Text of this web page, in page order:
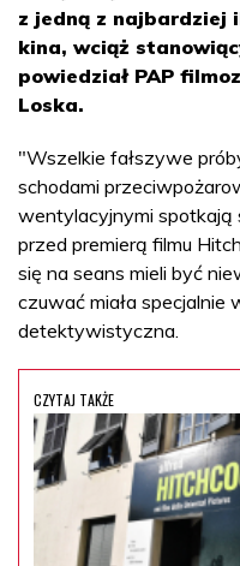
z jedną z najbardziej
kina, wciąż
powiedział PAP
Loska.
"Wszelkie fałszywe
schodami
wentylacyjnymi spotkają
przed premierą filmu
się na seans mieli być
czuwać miała specjalnie
detektywistyczna.
CZYTAJ TAKŻE